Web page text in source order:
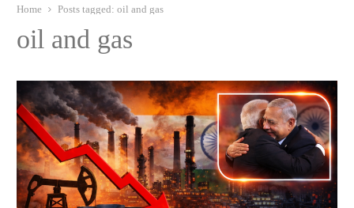
Home Posts tagged: oil and gas
oil and gas